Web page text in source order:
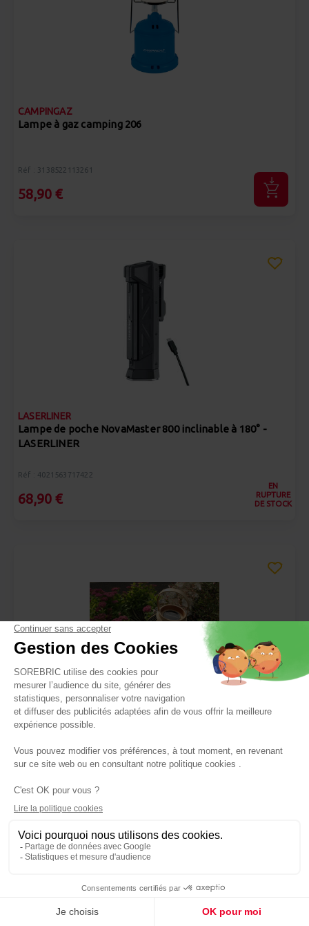
CAMPINGAZ
Lampe à gaz camping 206
Réf : 3138522113261
58,90 €
LASERLINER
Lampe de poche NovaMaster 800 inclinable à 180° -
LASERLINER
Réf : 4021563717422
68,90 €
EN
RUPTURE
DE STOCK
Lanterne solaire Olivie 40lm
69,90 €
participation